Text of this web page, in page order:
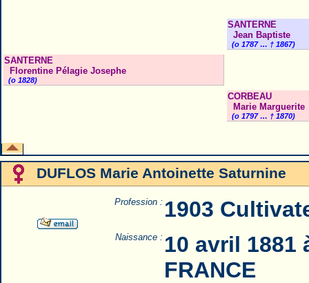
SANTERNE
Florentine Pélagie Josephe
(o 1828)
SANTERNE
Jean Baptiste
(o 1787 … † 1867)
CORBEAU
Marie Marguerite
(o 1797 … † 1870)
DUFLOS Marie Antoinette Saturnine
Profession : 1903
Naissance : 10 avril 1881
FRANCE